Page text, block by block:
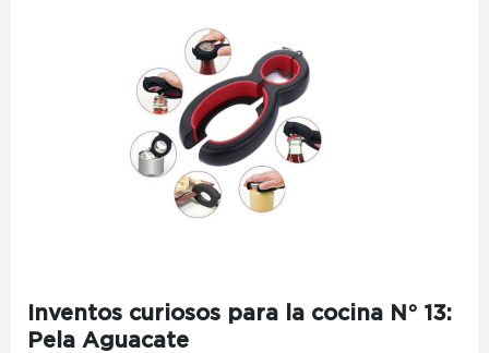
Inventos curiosos para la cocina N° 13:
Pela Aguacate